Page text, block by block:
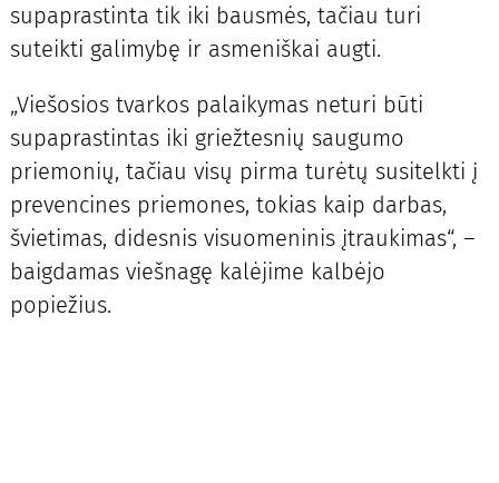
supaprastinta tik iki bausmės, tačiau turi
suteikti galimybę ir asmeniškai augti.
„Viešosios tvarkos palaikymas neturi būti
supaprastintas iki griežtesnių saugumo
priemonių, tačiau visų pirma turėtų susitelkti į
prevencines priemones, tokias kaip darbas,
švietimas, didesnis visuomeninis įtraukimas“, –
baigdamas viešnagę kalėjime kalbėjo
popiežius.